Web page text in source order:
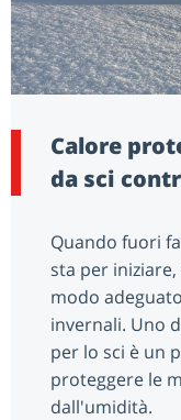
Calore
da sci
Quando fuori
sta per
modo
invernali. Uno
per lo sci è un
proteggere le
dall'umidità.